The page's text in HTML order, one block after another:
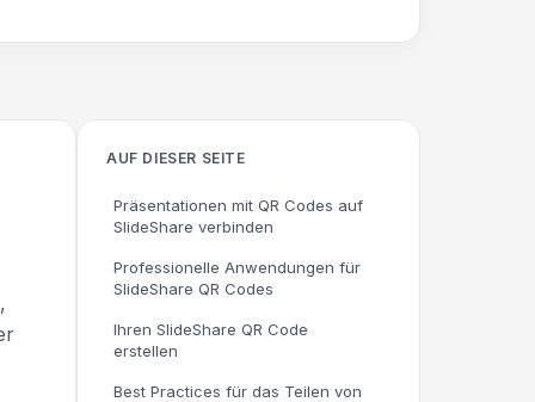
AUF DIESER SEITE
Präsentationen mit QR Codes auf
SlideShare verbinden
Professionelle Anwendungen für
SlideShare QR Codes
Ihren SlideShare QR Code
erstellen
Best Practices für das Teilen von